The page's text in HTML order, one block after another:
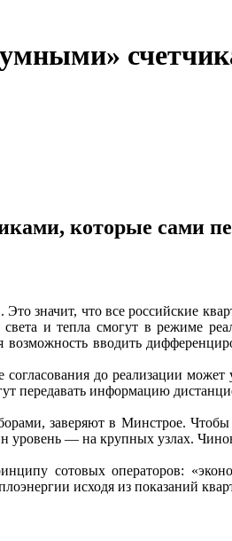
которые сами
значит, что все российские
и тепла смогут в режиме
вводить
до реализации
передавать информацию
заверяют в Минстрое.
— на крупных узлах.
сотовых операторов:
исходя из показаний